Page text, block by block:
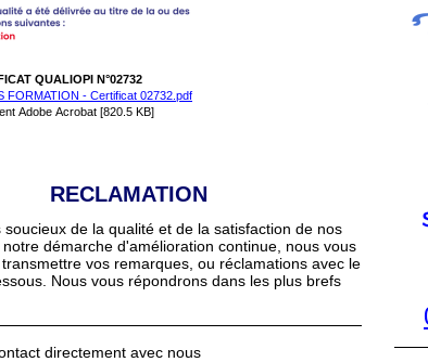
QUALIOPI N°02732
FORMATION - Certificat 02732.pdf
Adobe Acrobat [820.5 KB]
RECLAMATION
soucieux de la qualité et de la satisfaction de nos
démarche d'amélioration continue, nous vous
vos remarques, ou réclamations avec le
Nous vous répondrons dans les plus brefs
directement avec nous